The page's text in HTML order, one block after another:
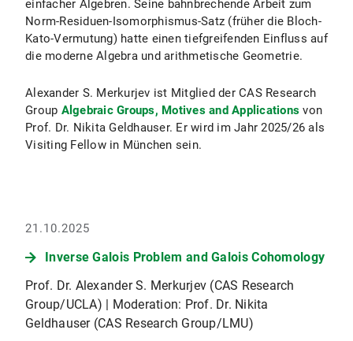
einfacher Algebren. Seine bahnbrechende Arbeit zum
Norm-Residuen-Isomorphismus-Satz (früher die Bloch-
Kato-Vermutung) hatte einen tiefgreifenden Einfluss auf
die moderne Algebra und arithmetische Geometrie.
Alexander S. Merkurjev ist Mitglied der CAS Research
Group Algebraic Groups, Motives and Applications von
Prof. Dr. Nikita Geldhauser. Er wird im Jahr 2025/26 als
Visiting Fellow in München sein.
21.10.2025
Inverse Galois Problem and Galois Cohomology
Prof. Dr. Alexander S. Merkurjev (CAS Research
Group/UCLA) | Moderation: Prof. Dr. Nikita
Geldhauser (CAS Research Group/LMU)